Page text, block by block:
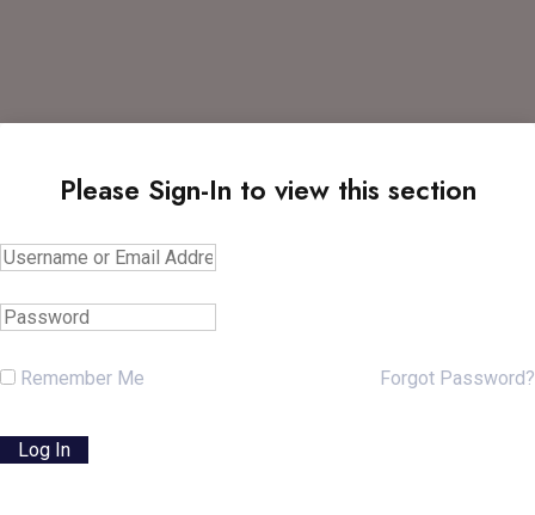
Please Sign-In to view this section
Remember Me Forgot Password?